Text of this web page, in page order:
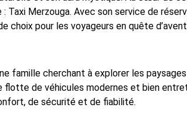
Merzouga. Avec son service de
choix pour les voyageurs en quête
famille cherchant à explorer les
flotte de véhicules modernes et bien
de sécurité et de fiabilité.